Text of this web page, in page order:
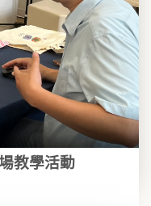
教學活動